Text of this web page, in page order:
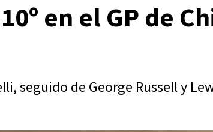
en el GP de
seguido de George Russell y